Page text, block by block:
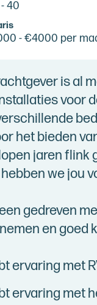
40
- €4000 per
is al
voor
het bieden
jaren flink
we jou
gedreven
en goed
ervaring met
ervaring met